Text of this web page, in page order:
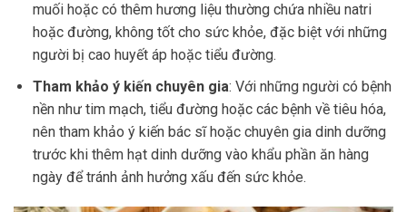
muối hoặc có thêm hương liệu thường chứa nhiều natri
hoặc đường, không tốt cho sức khỏe, đặc biệt với những
người bị cao huyết áp hoặc tiểu đường.
Tham khảo ý kiến chuyên gia: Với những người có bệnh
nền như tim mạch, tiểu đường hoặc các bệnh về tiêu hóa,
nên tham khảo ý kiến bác sĩ hoặc chuyên gia dinh dưỡng
trước khi thêm hạt dinh dưỡng vào khẩu phần ăn hàng
ngày để tránh ảnh hưởng xấu đến sức khỏe.